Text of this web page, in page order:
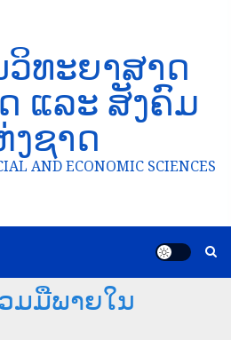
ທະຍາສາດ
ແລະ ສັງຄົມ
ຊາດ
AND ECONOMIC SCIENCES
ມມືພາຍໃນ